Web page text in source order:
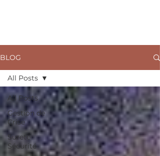
BLOG
All Posts
Gestion de
Crise
Sureté
Sécurité
All Posts